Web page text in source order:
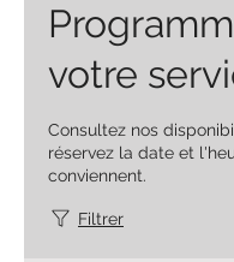
votre
Consultez nos
réservez la date et
conviennent.
Filtrer